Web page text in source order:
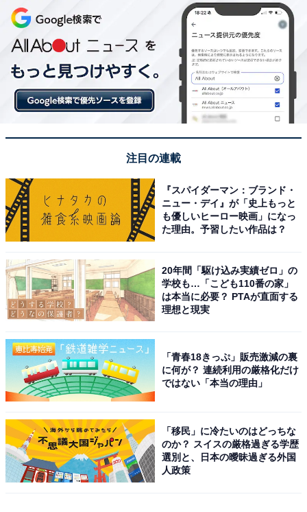
アクセス
所在地：千葉県千葉市稲毛区園生町380-1
アクセス：千葉都市モノレール「スポーツセンター駅」
より徒歩約12分。京成バス「草野団地入口」バス停より
徒歩約3分。京葉道路「穴川IC」より車で約5分（無料駐
車場500台完備）。
料金
平日：980円
土・日・祝：1,080円
注目の連載
『スパイダーマン：ブランド・
ニュー・デイ』が「史上もっと
も優しいヒーロー映画」になっ
た理由。予習したい作品は？
20年間「駆け込み実績ゼロ」の
学校も…「こども110番の家」
は本当に必要？ PTAが直面する
理想と現実
「青春18きっぷ」販売激減の裏
に何が？ 連続利用の厳格化だけ
ではない「本当の理由」
「移民」に冷たいのはどっちな
のか？ スイスの厳格過ぎる学歴
選別と、日本の曖昧過ぎる外国
人政策